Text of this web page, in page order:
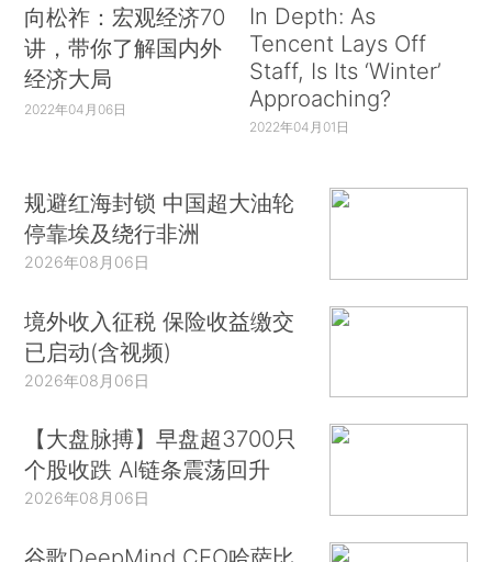
向松祚：宏观经济70
讲，带你了解国内外
经济大局
2022年04月06日
In Depth: As
Tencent Lays Off
Staff, Is Its ‘Winter’
Approaching?
2022年04月01日
规避红海封锁 中国超大油轮
停靠埃及绕行非洲
2026年08月06日
境外收入征税 保险收益缴交
已启动(含视频)
2026年08月06日
【大盘脉搏】早盘超3700只
个股收跌 AI链条震荡回升
2026年08月06日